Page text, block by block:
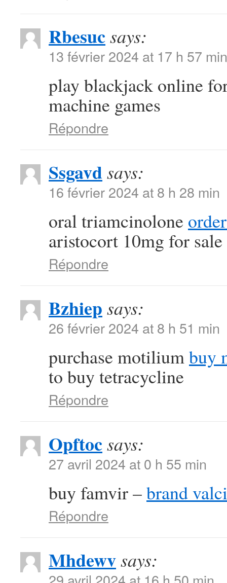
Rbesucsays:
13 février 2024 at 17 h 57 min
play blackjack online
machine games
Répondre
Ssgavdsays:
16 février 2024 at 8 h 28 min
oral triamcinolone
aristocort 10mg for sale
Répondre
Bzhiep says:
26 février 2024 at 8 h 51 min
purchase motiliumbuy
to buy tetracycline
Répondre
Opftocsays:
27 avril 2024 at 0 h 55 min
buy famvir –brand
Répondre
Mhdewvsays: